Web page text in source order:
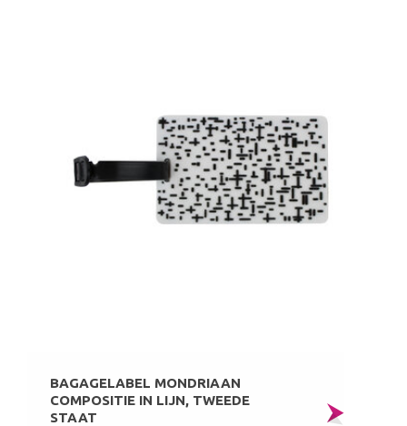
BAGAGELABEL MONDRIAAN
COMPOSITIE IN LIJN, TWEEDE
STAAT